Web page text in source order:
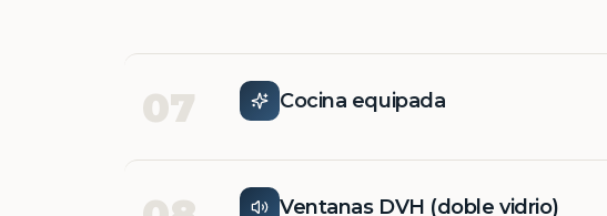
07 Cocina equipada
Ventanas DVH (doble vidrio)